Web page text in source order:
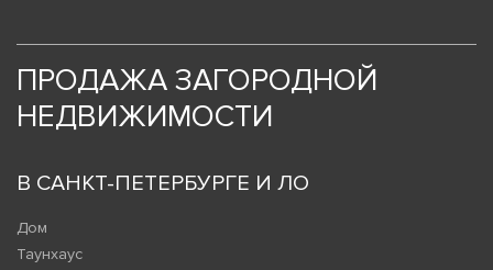
ПРОДАЖА ЗАГОРОДНОЙ
НЕДВИЖИМОСТИ
В САНКТ-ПЕТЕРБУРГЕ И ЛО
Дом
Таунхаус